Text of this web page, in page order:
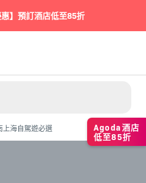
惠】預訂酒店低至85折
上海自駕遊必選
Agoda酒店
低至85折